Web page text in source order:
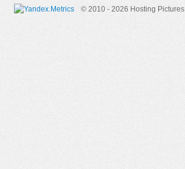
© 2010 - 2026 Hosting Pictures.